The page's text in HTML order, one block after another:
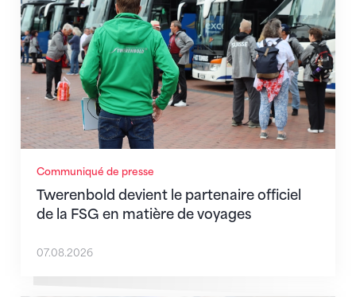
Communiqué de presse
Twerenbold devient le partenaire officiel
de la FSG en matière de voyages
07.08.2026